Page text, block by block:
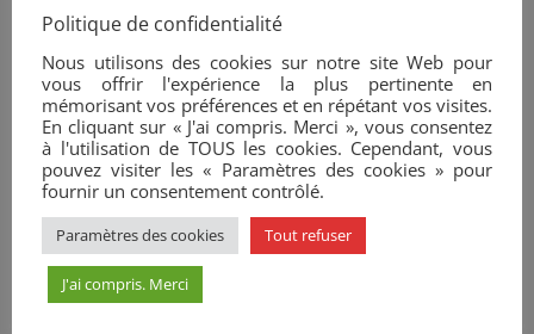
PLAN D’ACCÈS
Politique de confidentialité
Nous utilisons des cookies sur notre site Web pour
vous offrir l'expérience la plus pertinente en
mémorisant vos préférences et en répétant vos visites.
En cliquant sur « J'ai compris. Merci », vous consentez
à l'utilisation de TOUS les cookies. Cependant, vous
pouvez visiter les « Paramètres des cookies » pour
fournir un consentement contrôlé.
Paramètres des cookies Tout refuser
J'ai compris. Merci